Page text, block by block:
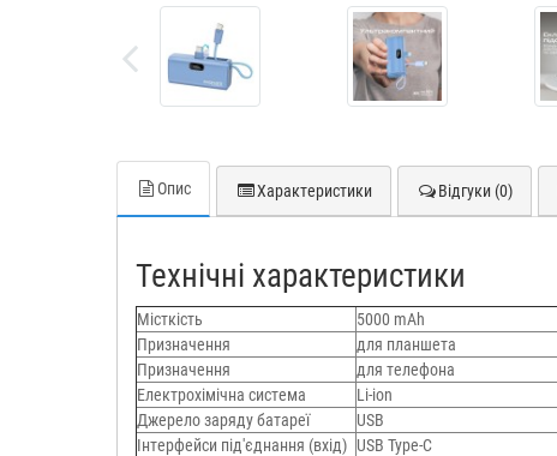
Опис Характеристики Відгуки (0)
Технічні характеристики
Місткість
5000 mAh
Призначення
для планшета
Призначення
для телефона
Електрохімічна система
Li-ion
Джерело заряду батареї
USB
Інтерфейси під'єднання (вхід) USB Type-C